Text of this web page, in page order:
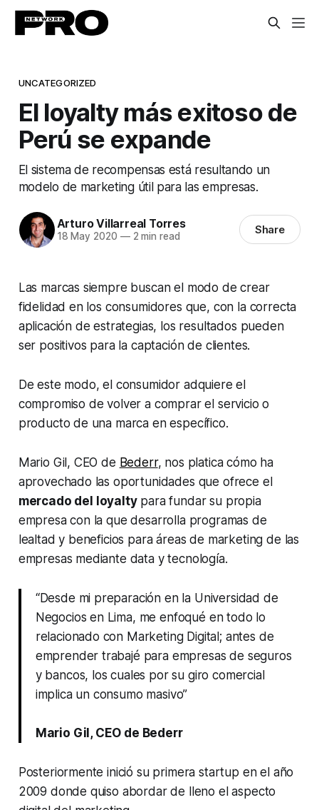
UNCATEGORIZED
El loyalty más exitoso de
Perú se expande
El sistema de recompensas está resultando un
modelo de marketing útil para las empresas.
Arturo Villarreal Torres
18 May 2020 —2 min read Share
Las marcas siempre buscan el modo de crear
fidelidad en los consumidores que, con la correcta
aplicación de estrategias, los resultados pueden
ser positivos para la captación de clientes.
De este modo, el consumidor adquiere el
compromiso de volver a comprar el servicio o
producto de una marca en específico.
Mario Gil, CEO de Bederr, nos platica cómo ha
aprovechado las oportunidades que ofrece el
mercado del loyaltypara fundar su propia
empresa con la que desarrolla programas de
lealtad y beneficios para áreas de marketing de las
empresas mediante datay tecnología.
“Desde mi preparación en la Universidad de
Negocios en Lima, me enfoqué en todo lo
relacionado con Marketing Digital; antes de
emprender trabajé para empresas de seguros
y bancos, los cuales por su giro comercial
implica un consumo masivo”
Mario Gil, CEO de Bederr
Posteriormente inició su primerastartup en el año
2009 donde quiso abordar de lleno el aspecto